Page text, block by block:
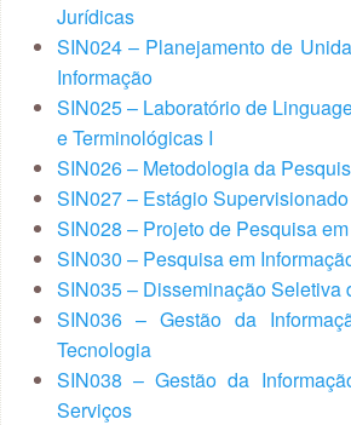
Jurídicas
SIN024 – Planejamento de
Informação
SIN025 – Laboratório de
e Terminológicas I
SIN026 – Metodologia da
SIN027 – Estágio Supervisionado
SIN028 – Projeto de Pesquisa
SIN030 – Pesquisa em
SIN035 – Disseminação Seletiva
SIN036 – Gestão da
Tecnologia
SIN038 – Gestão da
Serviços